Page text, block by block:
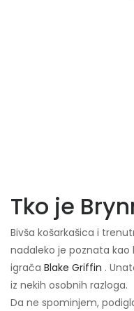
Tko je
Bivša košarkašica i
nadaleko je poznata kao
igrača Blake Griffin .
iz nekih osobnih razloga.
Da ne spominjem,